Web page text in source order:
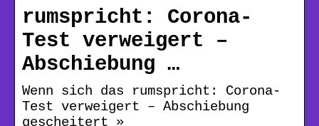
rumspricht: Corona-
Test verweigert –
Abschiebung …
Wenn sich das rumspricht: Corona-
Test verweigert – Abschiebung
gescheitert »